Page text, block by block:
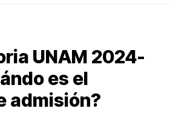
UNAM 2024-
es el
admisión?